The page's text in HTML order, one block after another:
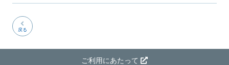
戻る
ご利用にあたって